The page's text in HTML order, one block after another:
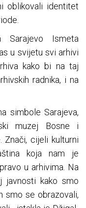
oblikovali identitet
Sarajevo Ismeta
u svijetu svi arhivi
kako bi na taj
radnika, i na
simbole Sarajeva,
muzej Bosne i
Znači, cijeli kulturni
koja nam je
u arhivima. Na
javnosti kako smo
smo se obrazovali,